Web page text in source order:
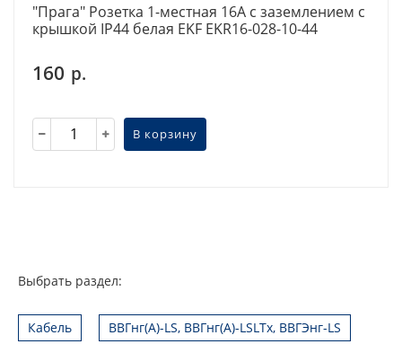
"Прага" Розетка 1-местная 16А с заземлением с
крышкой IP44 белая EKF EKR16-028-10-44
160 р.
В корзину
Выбрать раздел:
Кабель ВВГнг(А)-LS, ВВГнг(А)-LSLTx, ВВГЭнг-LS